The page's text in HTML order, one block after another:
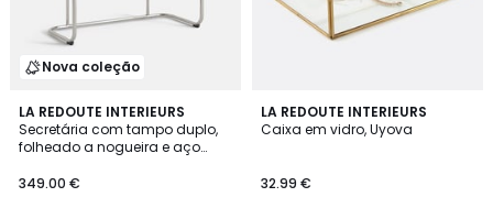
Nova coleção
LA REDOUTE INTERIEURS
Secretária com tampo duplo,
folheado a nogueira e aço
349.00 €
LA REDOUTE INTERIEURS
Caixa em vidro, Uyova
32.99 €
4,7
/ 5